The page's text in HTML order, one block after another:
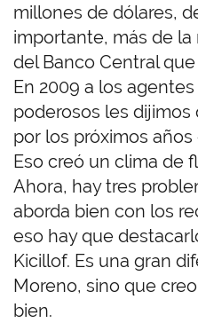
millones de dólares,
importante, más de
del Banco Central
En 2009 a los
poderosos les
por los próximos
Eso creó un clima de
Ahora, hay tres
aborda bien con los
eso hay que
Kicillof. Es una gran
Moreno, sino que
bien.